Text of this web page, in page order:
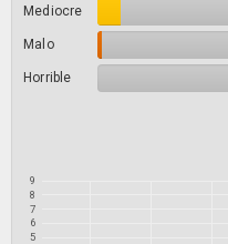
Mediocre
Malo
Horrible
5
6
7
8
9